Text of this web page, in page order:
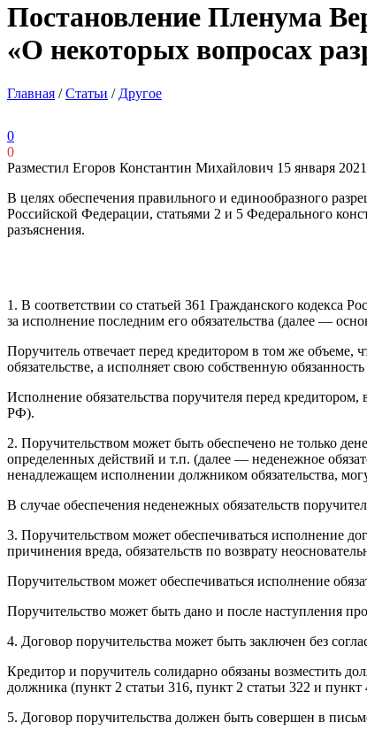
Постановление Пленума
«О некоторых вопросах
Главная /Статьи / Другое
0
0
Разместил Егоров Константин Михайлович 15 января 2021
В целях обеспечения правильного и единообразного
Российской Федерации, статьями 2 и 5 Федерального
разъяснения.
1. В соответствии со статьей 361 Гражданского кодекса
за исполнение последним его обязательства (далее —
Поручитель отвечает перед кредитором в том же объеме,
обязательстве, а исполняет свою собственную
Исполнение обязательства поручителя перед
РФ).
2. Поручительством может быть обеспечено не только
определенных действий и т.п. (далее — неденежное
ненадлежащем исполнении должником обязательства,
В случае обеспечения неденежных обязательств
3. Поручительством может обеспечиваться исполнение
причинения вреда, обязательств по возврату
Поручительством может обеспечиваться исполнение
Поручительство может быть дано и после наступления
4. Договор поручительства может быть заключен без
Кредитор и поручитель солидарно обязаны возместить
должника (пункт 2 статьи 316, пункт 2 статьи 322 и
5. Договор поручительства должен быть совершен в